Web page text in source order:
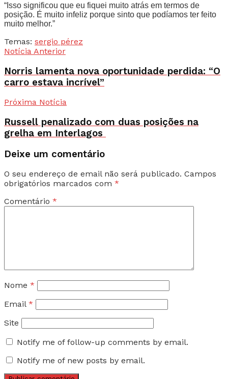
“Isso significou que eu fiquei muito atrás em termos de
posição. É muito infeliz porque sinto que podíamos ter feito
muito melhor.”
Temas: sergio pérez
Notícia Anterior
Norris lamenta nova oportunidade perdida: “O
carro estava incrível”
Próxima Notícia
Russell penalizado com duas posições na
grelha em Interlagos
Deixe um comentário
O seu endereço de email não será publicado. Campos
obrigatórios marcados com *
Comentário *
Nome *
Email *
Site
Notify me of follow-up comments by email.
Notify me of new posts by email.